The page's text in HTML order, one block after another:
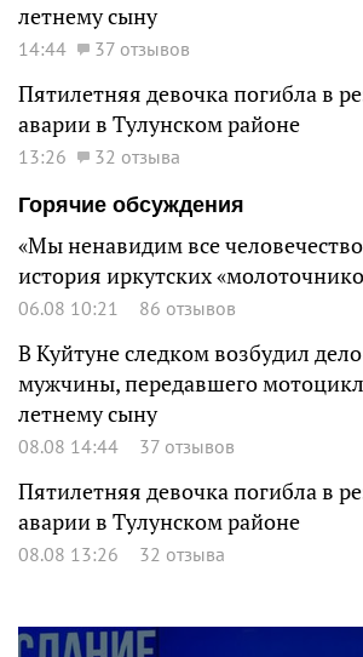
летнему сыну
14:44 37 отзывов
Пятилетняя девочка погибла в
аварии в Тулунском районе
13:26
32 отзыва
Горячие обсуждения
«Мы ненавидим все
история иркутских
06.08 10:21 86 отзывов
В Куйтуне следком возбудил
мужчины, передавшего
летнему сыну
08.08 14:44 37 отзывов
Пятилетняя девочка погибла в
аварии в Тулунском районе
08.08 13:26 32 отзыва